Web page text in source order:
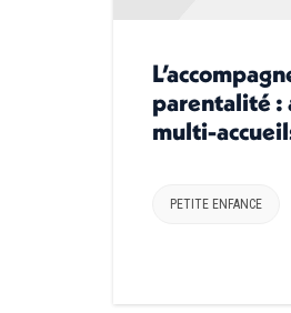
parentalité :
multi-
PETITE ENFANCE